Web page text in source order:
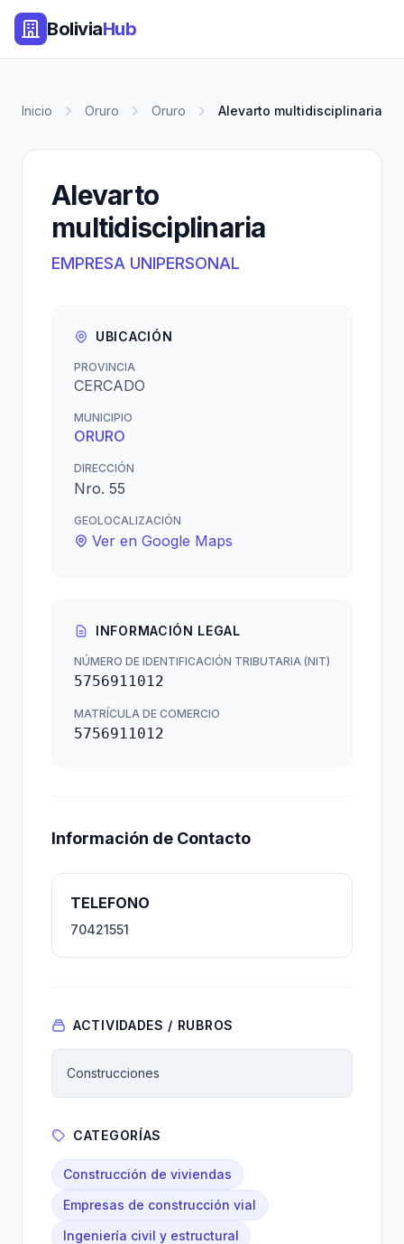
BoliviaHub
Inicio Oruro Oruro Alevarto multidisciplinaria
Alevarto
multidisciplinaria
EMPRESA UNIPERSONAL
UBICACIÓN
PROVINCIA
CERCADO
MUNICIPIO
ORURO
DIRECCIÓN
Nro. 55
GEOLOCALIZACIÓN
Ver en Google Maps
INFORMACIÓN LEGAL
NÚMERO DE IDENTIFICACIÓN TRIBUTARIA (NIT)
5756911012
MATRÍCULA DE COMERCIO
5756911012
Información de Contacto
TELEFONO
70421551
ACTIVIDADES / RUBROS
Construcciones
CATEGORÍAS
Construcción de viviendas
Empresas de construcción vial
Ingeniería civil y estructural